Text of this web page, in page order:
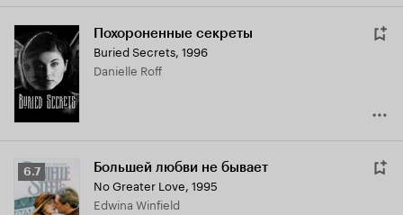
Похороненные секреты
Buried Secrets, 1996
Danielle Roff
Рейтинг
Кинопоиска
6.7
6.7 Большей любви не бывает
No Greater Love, 1995
Edwina Winfield